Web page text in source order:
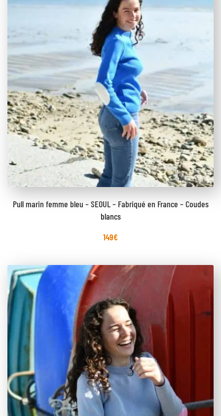
Pull marin femme bleu – SEOUL – Fabriqué en France – Coudes
blancs
149€